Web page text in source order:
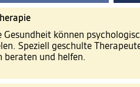
können
Speziell geschulte
beraten und helfen.